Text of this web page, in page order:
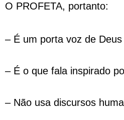
O PROFETA, portanto:
– É um porta voz de Deus
– É o que fala inspirado
– Não usa discursos